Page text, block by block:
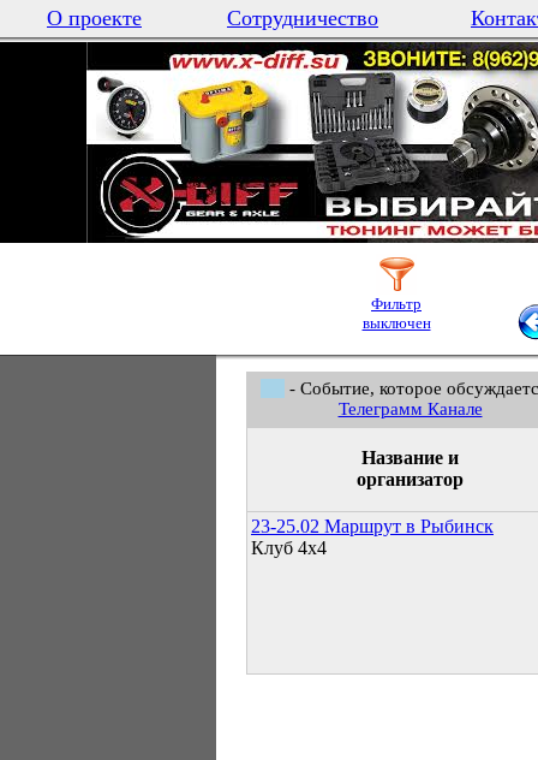
О проекте Сотрудничество
Фильтр
выключен
- Событие, которое
Телеграмм Канале
Название и
организатор
23-25.02 Маршрут в Рыбинск
Клуб 4х4